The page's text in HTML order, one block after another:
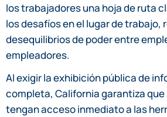
los trabajadores una hoja de ruta
los desafíos en el lugar de trabajo,
desequilibrios de poder entre
empleadores.
Al exigir la exhibición pública de
completa, California garantiza
tengan acceso inmediato a las